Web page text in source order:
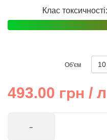
Клас
Об'єм
493.00 грн / л